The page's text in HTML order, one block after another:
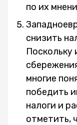
по их
снизить
Поскольку
многие
победить
налоги и
отметить,